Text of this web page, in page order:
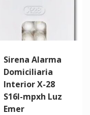
Sirena Alarma
Domiciliaria
Interior X-28
S16l-mpxh Luz
Emer